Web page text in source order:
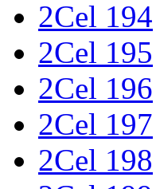
2Cel 194
2Cel 195
2Cel 196
2Cel 197
2Cel 198